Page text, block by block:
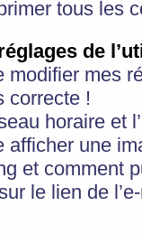
tous les
de
modifier mes
correcte !
horaire et
afficher une
et comment
le lien de